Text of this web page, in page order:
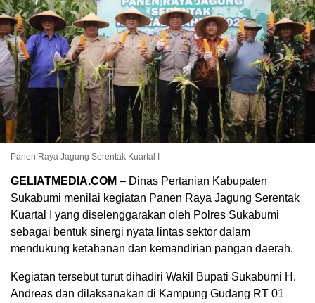
Panen Raya Jagung Serentak Kuartal I
GELIATMEDIA.COM – Dinas Pertanian Kabupaten
Sukabumi menilai kegiatan Panen Raya Jagung Serentak
Kuartal I yang diselenggarakan oleh Polres Sukabumi
sebagai bentuk sinergi nyata lintas sektor dalam
mendukung ketahanan dan kemandirian pangan daerah.
Kegiatan tersebut turut dihadiri Wakil Bupati Sukabumi H.
Andreas dan dilaksanakan di Kampung Gudang RT 01